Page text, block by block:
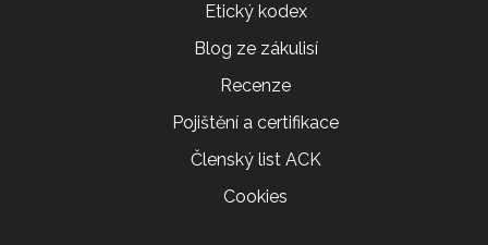
Etický kodex
Blog ze zákulisí
Recenze
Pojištění a certifikace
Členský list ACK
Cookies